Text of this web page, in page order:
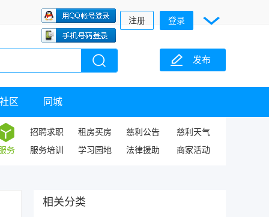
注册 登录
发布
社区 同城
务
招聘求职 租房买房 慈利公告
慈利天气
服务培训
学习园地 法律援助 商家活动
相关分类